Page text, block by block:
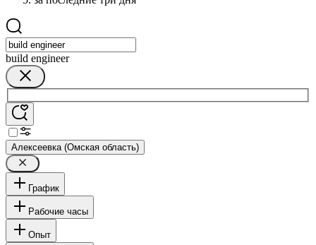
build engineer
Алексеевка (Омская область)
График
Рабочие часы
Опыт